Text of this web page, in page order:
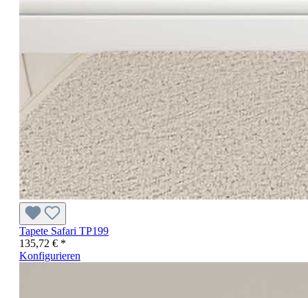
Tapete Safari TP199
135,72 € *
Konfigurieren